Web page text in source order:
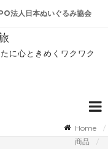
法人日本ぬいぐるみ協会
に心ときめくワクワク
Home
商品